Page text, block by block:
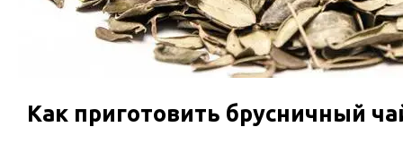
Как приготовить брусничный